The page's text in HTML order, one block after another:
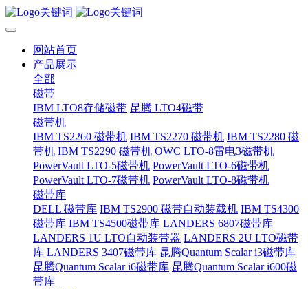
网站首页
产品展示
全部
磁带
IBM LTO8存储磁带 昆腾 LTO4磁带
磁带机
IBM TS2260 磁带机 IBM TS2270 磁带机 IBM TS2280 磁
带机 IBM TS2290 磁带机 OWC LTO-8雷电3磁带机
PowerVault LTO-5磁带机 PowerVault LTO-6磁带机
PowerVault LTO-7磁带机 PowerVault LTO-8磁带机
磁带库
DELL 磁带库 IBM TS2900 磁带自动装载机 IBM TS4300
磁带库 IBM TS4500磁带库 LANDERS 6807磁带库
LANDERS 1U LTO自动装带器 LANDERS 2U LTO磁带
库 LANDERS 3407磁带库 昆腾Quantum Scalar i3磁带库
昆腾Quantum Scalar i6磁带库 昆腾Quantum Scalar i600磁
带库